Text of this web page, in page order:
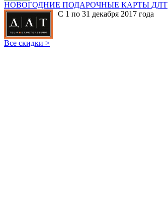
НОВОГОДНИЕ ПОДАРОЧНЫЕ КАРТЫ ДЛТ
С 1 по 31 декабря 2017 года
Все скидки >